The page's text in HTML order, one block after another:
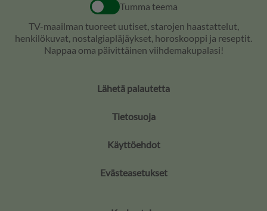
Tumma teema
TV-maailman tuoreet uutiset, starojen haastattelut,
henkilökuvat, nostalgiapläjäykset, horoskooppi ja reseptit.
Nappaa oma päivittäinen viihdemakupalasi!
Lähetä palautetta
Tietosuoja
Käyttöehdot
Evästeasetukset